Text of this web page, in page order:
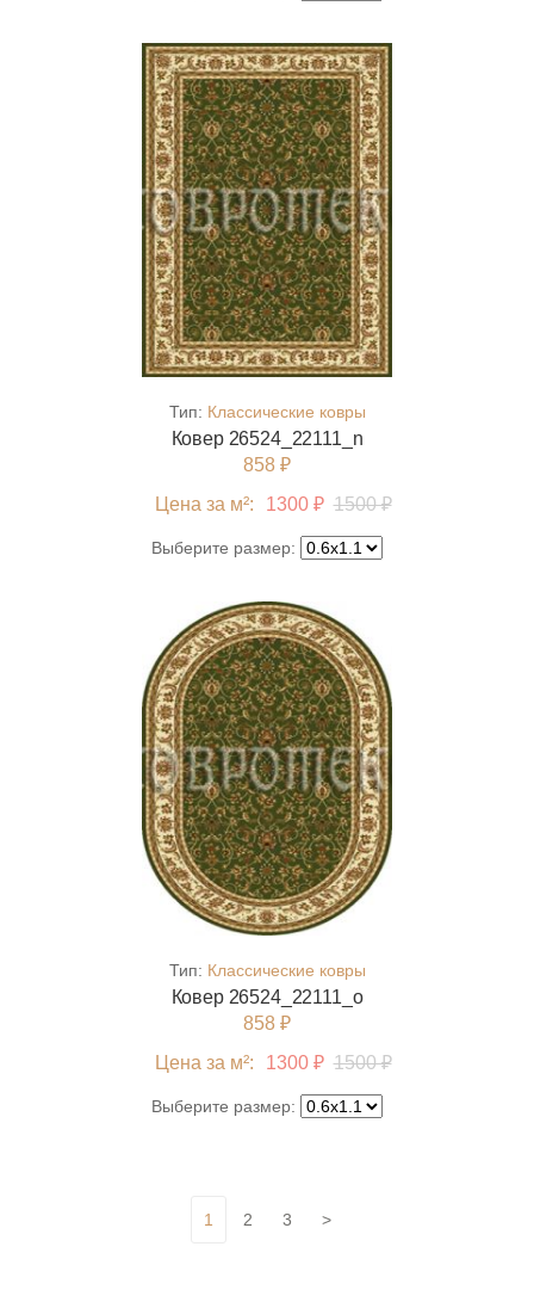
Тип: Классические ковры
Ковер 26524_22111_n
858 ₽
Цена за м²:
1300 ₽ 1500 ₽
Выберите размер:
Тип: Классические ковры
Ковер 26524_22111_o
858 ₽
Цена за м²:
1300 ₽ 1500 ₽
Выберите размер:
1 2 3 >